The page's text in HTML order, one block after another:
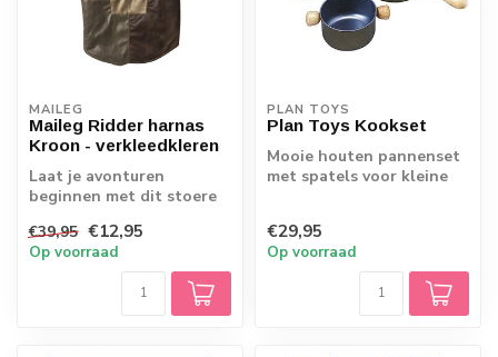
MAILEG
Maileg Ridder harnas
Kroon - verkleedkleren
Laat je avonturen
beginnen met dit stoere
Ontworpen met...
€39,95 €12,95
Op voorraad
PLAN TOYS
Plan Toys Kookset
Mooie houten pannenset
met spatels voor kleine
€29,95
Op voorraad